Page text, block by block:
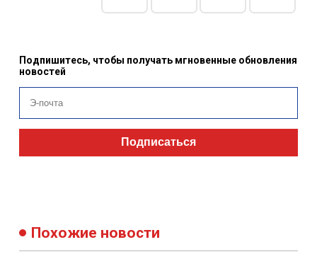
Подпишитесь, чтобы получать мгновенные обновления
новостей
Подписаться
Похожие новости